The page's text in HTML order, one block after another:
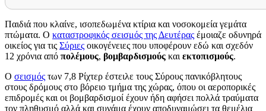
Παιδιά που κλαίνε, ισοπεδωμένα κτίρια και νοσοκομεία γεμάτα
πτώματα. Ο καταστροφικός σεισμός της Δευτέρας έμοιαζε οδυνηρά
οικείος για τις Σύριες οικογένειες που υποφέρουν εδώ και σχεδόν
12 χρόνια από πολέμους, βομβαρδισμούς και εκτοπισμούς.
Ο σεισμός των 7,8 Ρίχτερ έστειλε τους Σύρους πανικόβλητους
στους δρόμους στο βόρειο τμήμα της χώρας, όπου οι αεροπορικές
επιδρομές και οι βομβαρδισμοί έχουν ήδη αφήσει πολλά τραύματα
τον πληθυσμό αλλά και συνάμα έχουν αποδυναμώσει τα θεμέλια